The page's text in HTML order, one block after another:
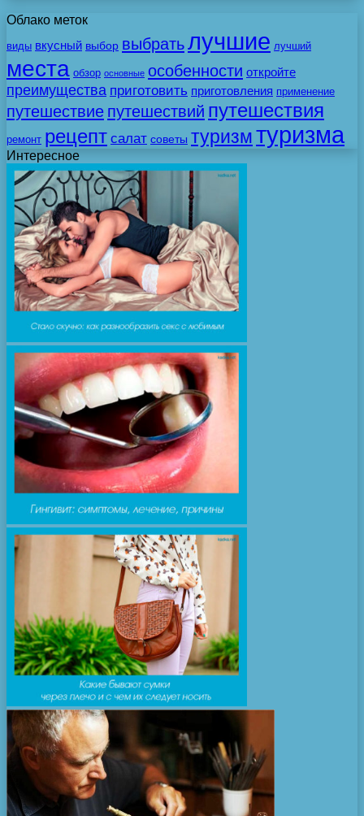
Облако меток
виды вкусный выбор выбратьлучшие лучший
места обзор основные особенности откройте
преимущества приготовить приготовления применение
путешествие путешествий путешествия
ремонт рецепт салат советы туризмтуризма
Интересное